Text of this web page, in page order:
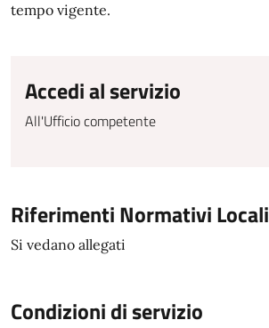
tempo vigente.
Accedi al servizio
All'Ufficio competente
Riferimenti Normativi Locali
Si vedano allegati
Condizioni di servizio